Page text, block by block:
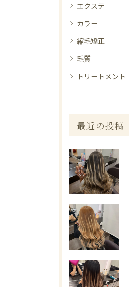
エクステ
カラー
縮毛矯正
毛質
トリートメント
最近の投稿